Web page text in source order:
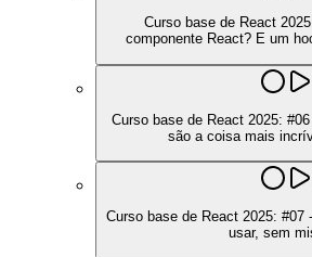
Curso base de React
componente React? E um
Curso base de React 2025:
são a coisa mais
Curso base de React 2025: #07
usar, sem